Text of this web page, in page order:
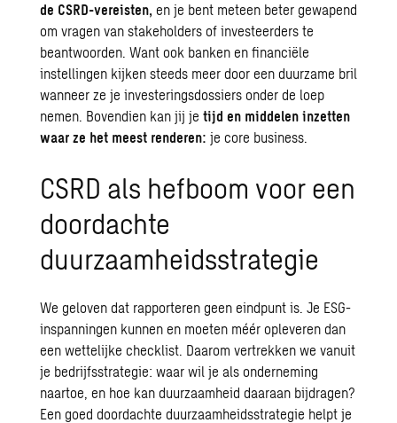
de CSRD-vereisten, en je bent meteen beter gewapend
om vragen van stakeholders of investeerders te
beantwoorden. Want ook banken en financiële
instellingen kijken steeds meer door een duurzame bril
wanneer ze je investeringsdossiers onder de loep
nemen. Bovendien kan jij jetijd en middelen inzetten
waar ze het meest renderen: je core business.
CSRD als hefboom voor een
doordachte
duurzaamheidsstrategie
We geloven dat rapporteren geen eindpunt is. Je ESG-
inspanningen kunnen en moeten méér opleveren dan
een wettelijke checklist. Daarom vertrekken we vanuit
je bedrijfsstrategie: waar wil je als onderneming
naartoe, en hoe kanduurzaamheid daaraan bijdragen?
Een goed doordachteduurzaamheidsstrategie helpt je